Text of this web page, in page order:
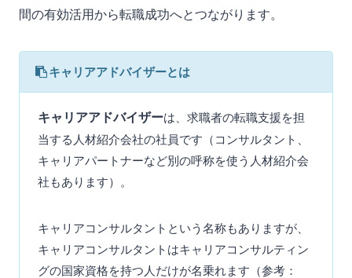
間の有効活用から転職成功へとつながります。
キャリアアドバイザーとは
キャリアアドバイザーは、求職者の転職支援を担
当する人材紹介会社の社員です（コンサルタント、
キャリアパートナーなど別の呼称を使う人材紹介会
社もあります）。
キャリアコンサルタントという名称もありますが、
キャリアコンサルタントはキャリアコンサルティン
グの国家資格を持つ人だけが名乗れます（参考：